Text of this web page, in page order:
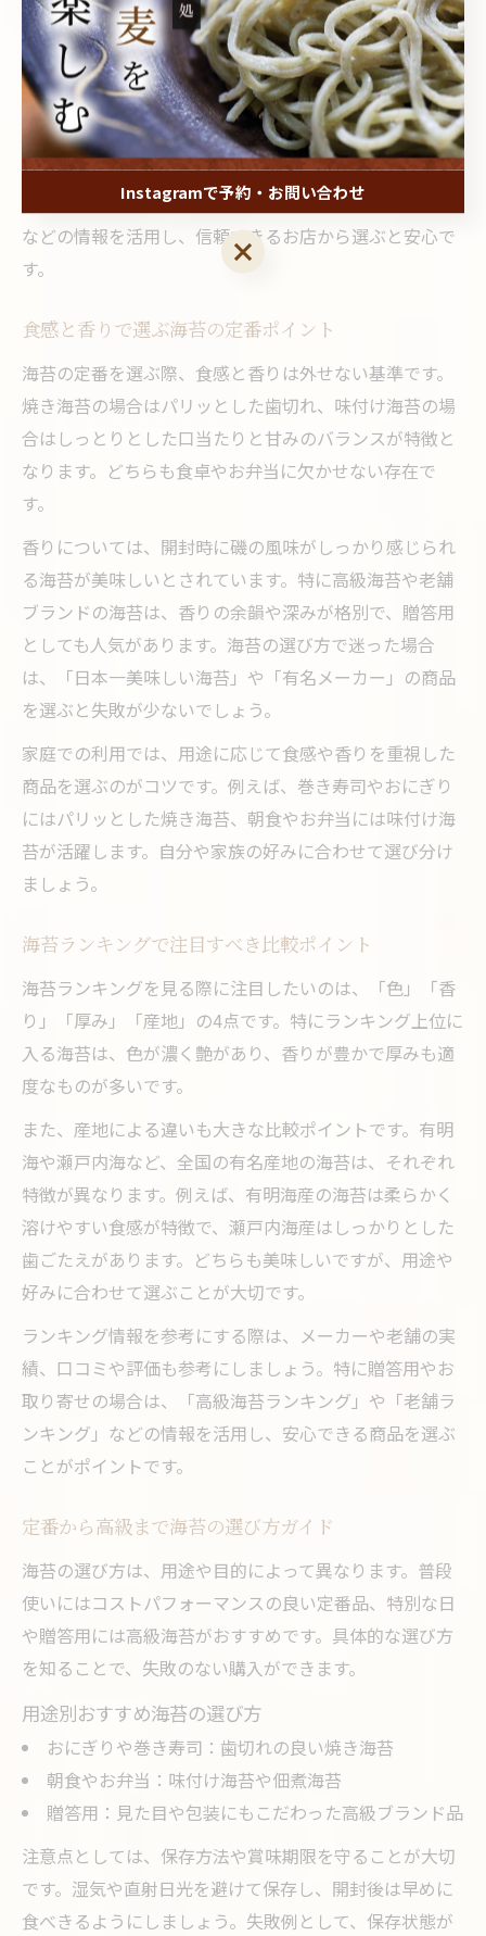
んでしまうと、せっかくの料理も台無しになってしまう
ことがあります。
実際に試食してみるのもおすすめですが、贈答用やお取
り寄せの場合は、老舗や有名メーカーの評価やランキン
グを参考に選ぶのも一つの方法です。初心者の方はまず
「焼き海苔ランキング」や「美味しい海苔ランキング」
などの情報を活用し、信頼できるお店から選ぶと安心で
す。
食感と香りで選ぶ海苔の定番ポイント
海苔の定番を選ぶ際、食感と香りは外せない基準です。
焼き海苔の場合はパリッとした歯切れ、味付け海苔の場
合はしっとりとした口当たりと甘みのバランスが特徴と
なります。どちらも食卓やお弁当に欠かせない存在で
す。
香りについては、開封時に磯の風味がしっかり感じられ
る海苔が美味しいとされています。特に高級海苔や老舗
ブランドの海苔は、香りの余韻や深みが格別で、贈答用
としても人気があります。海苔の選び方で迷った場合
は、「日本一美味しい海苔」や「有名メーカー」の商品
を選ぶと失敗が少ないでしょう。
家庭での利用では、用途に応じて食感や香りを重視した
商品を選ぶのがコツです。例えば、巻き寿司やおにぎり
にはパリッとした焼き海苔、朝食やお弁当には味付け海
苔が活躍します。自分や家族の好みに合わせて選び分け
ましょう。
海苔ランキングで注目すべき比較ポイント
海苔ランキングを見る際に注目したいのは、「色」「香
り」「厚み」「産地」の4点です。特にランキング上位に
入る海苔は、色が濃く艶があり、香りが豊かで厚みも適
度なものが多いです。
また、産地による違いも大きな比較ポイントです。有明
海や瀬戸内海など、全国の有名産地の海苔は、それぞれ
特徴が異なります。例えば、有明海産の海苔は柔らかく
溶けやすい食感が特徴で、瀬戸内海産はしっかりとした
歯ごたえがあります。どちらも美味しいですが、用途や
好みに合わせて選ぶことが大切です。
ランキング情報を参考にする際は、メーカーや老舗の実
績、口コミや評価も参考にしましょう。特に贈答用やお
取り寄せの場合は、「高級海苔ランキング」や「老舗ラ
ンキング」などの情報を活用し、安心できる商品を選ぶ
ことがポイントです。
定番から高級まで海苔の選び方ガイド
海苔の選び方は、用途や目的によって異なります。普段
使いにはコストパフォーマンスの良い定番品、特別な日
や贈答用には高級海苔がおすすめです。具体的な選び方
を知ることで、失敗のない購入ができます。
用途別おすすめ海苔の選び方
おにぎりや巻き寿司：歯切れの良い焼き海苔
朝食やお弁当：味付け海苔や佃煮海苔
贈答用：見た目や包装にもこだわった高級ブランド品
注意点としては、保存方法や賞味期限を守ることが大切
です。湿気や直射日光を避けて保存し、開封後は早めに
食べきるようにしましょう。失敗例として、保存状態が
Instagramで予約・お問い合わせ
Instagramで予約・お問い合わせ